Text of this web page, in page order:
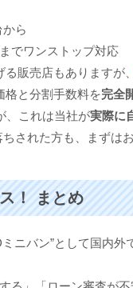
ら
でワンストップ対応
販売店もありますが、
格と分割手数料を完全
、これは当社が実際に
された方も、まずは
！ まとめ
ニバン”として国内